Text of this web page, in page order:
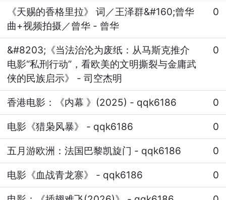
《天赐的香格里拉》 词／王泽群&#160;曾华
曲+视频拍摄／曾华 - 曾华
0
&#8203;《当法治沦为废纸：从马斯克推介
电影“私刑行动”，看欧美的文明撕裂与金庸武
侠的民族启示》
- 司空杰明
0
香港电影：《内幕 》(2025) - qqk6186 0
电影《猎枭风暴》 - qqk6186 0
五月游欧洲：法国巴黎凯旋门 - qqk6186 0
电影《血战青龙寨》 - qqk6186 0